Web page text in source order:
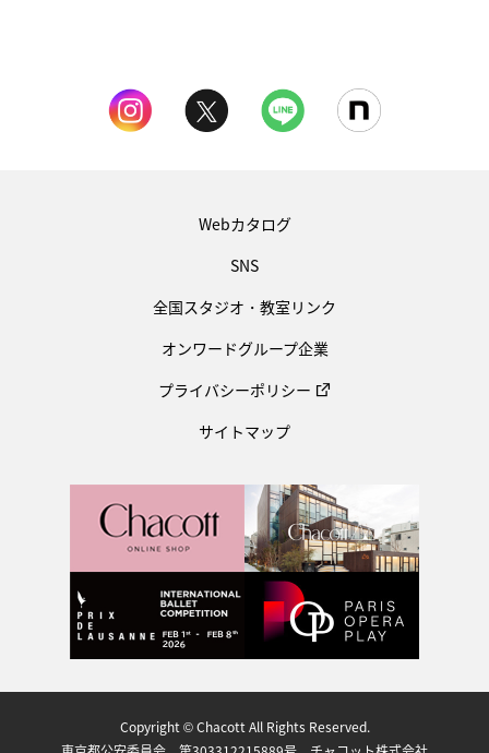
Webカタログ
SNS
全国スタジオ・教室リンク
オンワードグループ企業
プライバシーポリシー
サイトマップ
Copyright © Chacott All Rights Reserved.